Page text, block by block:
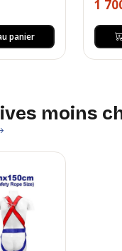
panier
1
moins